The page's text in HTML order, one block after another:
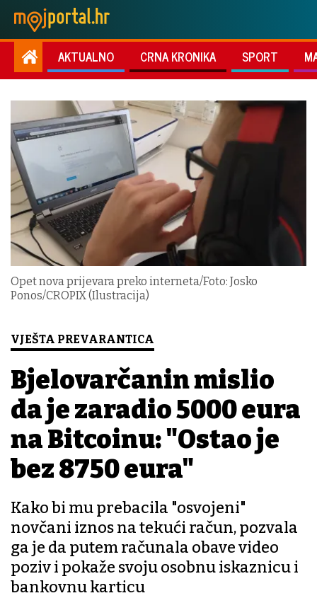
AKTUALNO CRNA KRONIKA SPORT
Opet nova prijevara preko interneta/Foto: Josko
Ponos/CROPIX (Ilustracija)
VJEŠTA PREVARANTICA
Bjelovarčanin mislio
da je zaradio 5000 eura
na Bitcoinu: "Ostao je
bez 8750 eura"
Kako bi mu prebacila "osvojeni"
novčani iznos na tekući račun, pozvala
ga je da putem računala obave video
poziv i pokaže svoju osobnu iskaznicu i
bankovnu karticu